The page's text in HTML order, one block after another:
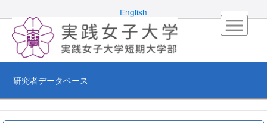
English
研究者データベース